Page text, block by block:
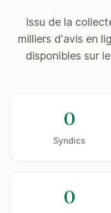
Issu de la
milliers d'avis en
disponibles sur
0
Syndics
0